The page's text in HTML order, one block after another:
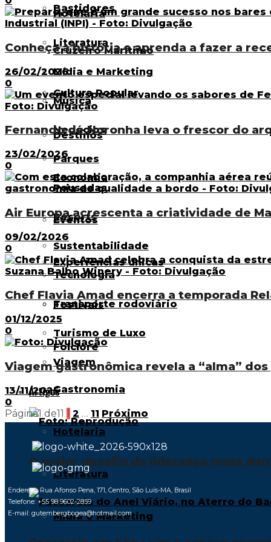
Hotelaria
Literatura
Mídia e Marketing
Música
Negócios
Parques
Pousadas
Resorts
Sustentabilidade
Tecnologia
Transporte rodoviário
Turismo de Luxo
Viagem
Artigos
O maior desafio da liderança mora
Bastidores
Cruzeiro Marítimo
Cultura Popular
Destinos
Economia
Eventos
Experiências únicas
Festivais
Folclore
Gastronomia
Hotelaria
Literatura
Mídia e Marketing
Conheça a história e aprenda a fazer a
26/02/2026
0
Fernando de Noronha leva o frescor do
23/02/2026
0
Air Europa acrescenta a criatividade de
09/02/2026
0
Chef Flavia Amad encerra a temporada
01/12/2025
0
Viagem gastronômica revela a “alma”
13/11/2025
0
Página1 de11 1 2 … 11 Próximo
Endereço: Rua Afonso Pena, 171, Centro, São Luís-MA, Brasil
Telefone: +55 98 9602-2859
E-mail: gutembergbogea@hotmail.com